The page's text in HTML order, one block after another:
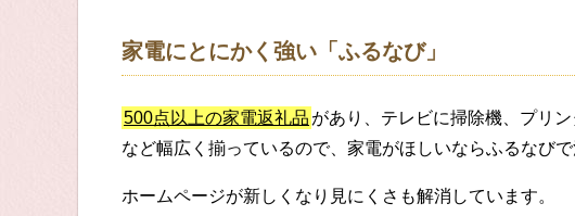
家電にとにかく強い「ふるなび」
500点以上の家電返礼品 があり、テレビに掃除機、プリ
など幅広く揃っているので、家電がほしいならふるなびで
ホームページが新しくなり見にくさも解消しています。